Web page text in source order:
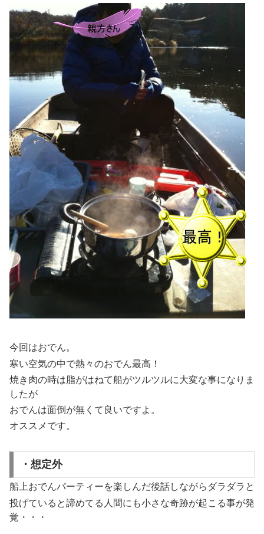
今回はおでん。
寒い空気の中で熱々のおでん最高！
焼き肉の時は脂がはねて船がツルツルに大変な事になりま
したが
おでんは面倒が無くて良いですよ。
オススメです。
・想定外
船上おでんパーティーを楽しんだ後話しながらダラダラと
投げていると諦めてる人間にも小さな奇跡が起こる事が発
覚・・・